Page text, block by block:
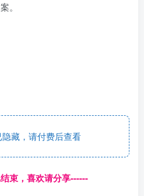
。
藏，请付费后查看
束，喜欢请分享------